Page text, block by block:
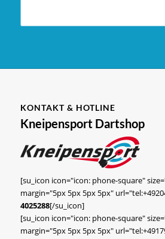
KONTAKT & HOTLINE
Kneipensport Dartshop
[su_icon icon="icon: phone-square"
margin="5px 5px 5px 5px"
4025288[/su_icon]
[su_icon icon="icon: phone-square"
margin="5px 5px 5px 5px"